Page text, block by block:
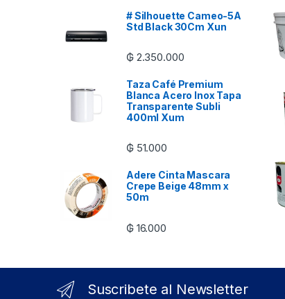
# Silhouette Cameo-5A
Std Black 30Cm Xun
₲ 2.350.000
Taza Café Premium
Blanca Acero Inox Tapa
Transparente Subli
400ml Xum
₲ 51.000
Adere Cinta Mascara
Crepe Beige 48mm x
50m
₲ 16.000
Suscribete al Newsletter